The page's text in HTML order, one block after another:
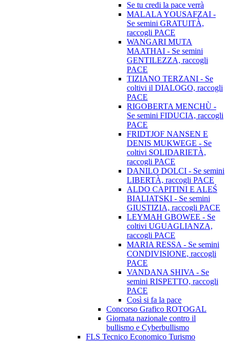
Se tu credi la pace verrà
MALALA YOUSAFZAI -
Se semini GRATUITÀ,
raccogli PACE
WANGARI MUTA
MAATHAI - Se semini
GENTILEZZA, raccogli
PACE
TIZIANO TERZANI - Se
coltivi il DIALOGO, raccogli
PACE
RIGOBERTA MENCHÙ -
Se semini FIDUCIA, raccogli
PACE
FRIDTJOF NANSEN E
DENIS MUKWEGE - Se
coltivi SOLIDARIETÀ,
raccogli PACE
DANILO DOLCI - Se semini
LIBERTÀ, raccogli PACE
ALDO CAPITINI E ALEŚ
BIALIATSKI - Se semini
GIUSTIZIA, raccogli PACE
LEYMAH GBOWEE - Se
coltivi UGUAGLIANZA,
raccogli PACE
MARIA RESSA - Se semini
CONDIVISIONE, raccogli
PACE
VANDANA SHIVA - Se
semini RISPETTO, raccogli
PACE
Così si fa la pace
Concorso Grafico ROTOGAL
Giornata nazionale contro il
bullismo e Cyberbullismo
FLS Tecnico Economico Turismo